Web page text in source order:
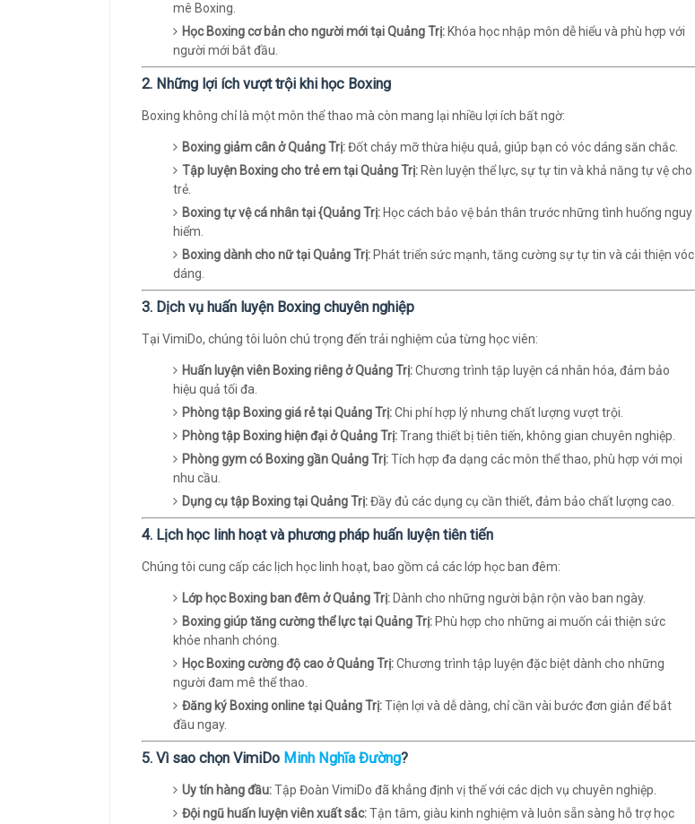
mê Boxing.
Học Boxing cơ bản cho người mới tại Quảng Trị: Khóa học nhập môn dễ hiểu và phù hợp với
người mới bắt đầu.
2. Những lợi ích vượt trội khi học Boxing
Boxing không chỉ là một môn thể thao mà còn mang lại nhiều lợi ích bất ngờ:
Boxing giảm cân ở Quảng Trị:Đốt cháy mỡ thừa hiệu quả, giúp bạn có vóc dáng săn chắc.
Tập luyện Boxing cho trẻ em tại Quảng Trị: Rèn luyện thể lực, sự tự tin và khả năng tự vệ cho
trẻ.
Boxing tự vệ cá nhân tại {Quảng Trị: Học cách bảo vệ bản thân trước những tình huống nguy
hiểm.
Boxing dành cho nữ tại Quảng Trị: Phát triển sức mạnh, tăng cường sự tự tin và cải thiện vóc
dáng.
3. Dịch vụ huấn luyện Boxing chuyên nghiệp
Tại VimiDo, chúng tôi luôn chú trọng đến trải nghiệm của từng học viên:
Huấn luyện viên Boxing riêng ở Quảng Trị:Chương trình tập luyện cá nhân hóa, đảm bảo
hiệu quả tối đa.
Phòng tập Boxing giá rẻ tại Quảng Trị:Chi phí hợp lý nhưng chất lượng vượt trội.
Phòng tập Boxing hiện đại ở Quảng Trị:Trang thiết bị tiên tiến, không gian chuyên nghiệp.
Phòng gym có Boxing gần Quảng Trị:Tích hợp đa dạng các môn thể thao, phù hợp với mọi
nhu cầu.
Dụng cụ tập Boxing tại Quảng Trị:Đầy đủ các dụng cụ cần thiết, đảm bảo chất lượng cao.
4. Lịch học linh hoạt và phương pháp huấn luyện tiên tiến
Chúng tôi cung cấp các lịch học linh hoạt, bao gồm cả các lớp học ban đêm:
Lớp học Boxing ban đêm ở Quảng Trị: Dành cho những người bận rộn vào ban ngày.
Boxing giúp tăng cường thể lực tại Quảng Trị: Phù hợp cho những ai muốn cải thiện sức
khỏe nhanh chóng.
Học Boxing cường độ cao ở Quảng Trị:Chương trình tập luyện đặc biệt dành cho những
người đam mê thể thao.
Đăng ký Boxing online tại Quảng Trị:Tiện lợi và dễ dàng, chỉ cần vài bước đơn giản để bắt
đầu ngay.
5. Vì sao chọn VimiDo Minh Nghĩa Đường?
Uy tín hàng đầu:Tập Đoàn VimiDo đã khẳng định vị thế với các dịch vụ chuyên nghiệp.
Đội ngũ huấn luyện viên xuất sắc:Tận tâm, giàu kinh nghiệm và luôn sẵn sàng hỗ trợ học